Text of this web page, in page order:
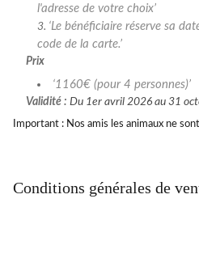
l'adresse de votre choix
Le bénéficiaire réserve sa
code de la carte.
Prix
1160€ (pour 4 personnes)
Validité : Du 1er avril 2026 au 31
Important : Nos amis les animaux ne
Conditions générales de